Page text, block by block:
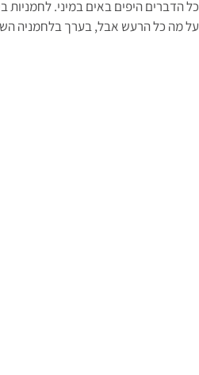
כל הדברים היפים באים במיני.
על מה כל הרעש אבל, בערך בלחמניה